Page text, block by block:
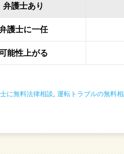
弁護士あり
護士に一任
能性上がる
に無料法律相談 運転トラブルの無料